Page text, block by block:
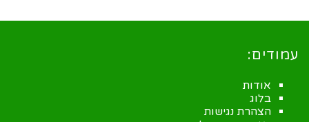
עמודים:
אודות
בלוג
הצהרת נגישות